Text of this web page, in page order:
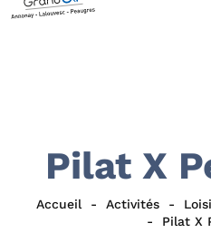
Pilat X
Accueil Activités
Pilat X